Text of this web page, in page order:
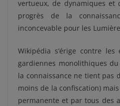
vertueux, de dynamiques et
progrès de la
inconcevable pour les
Wikipédia s’érige contre
gardiennes monolithiques
la connaissance ne tient pas
moins de la confiscation)
permanente et par tous des